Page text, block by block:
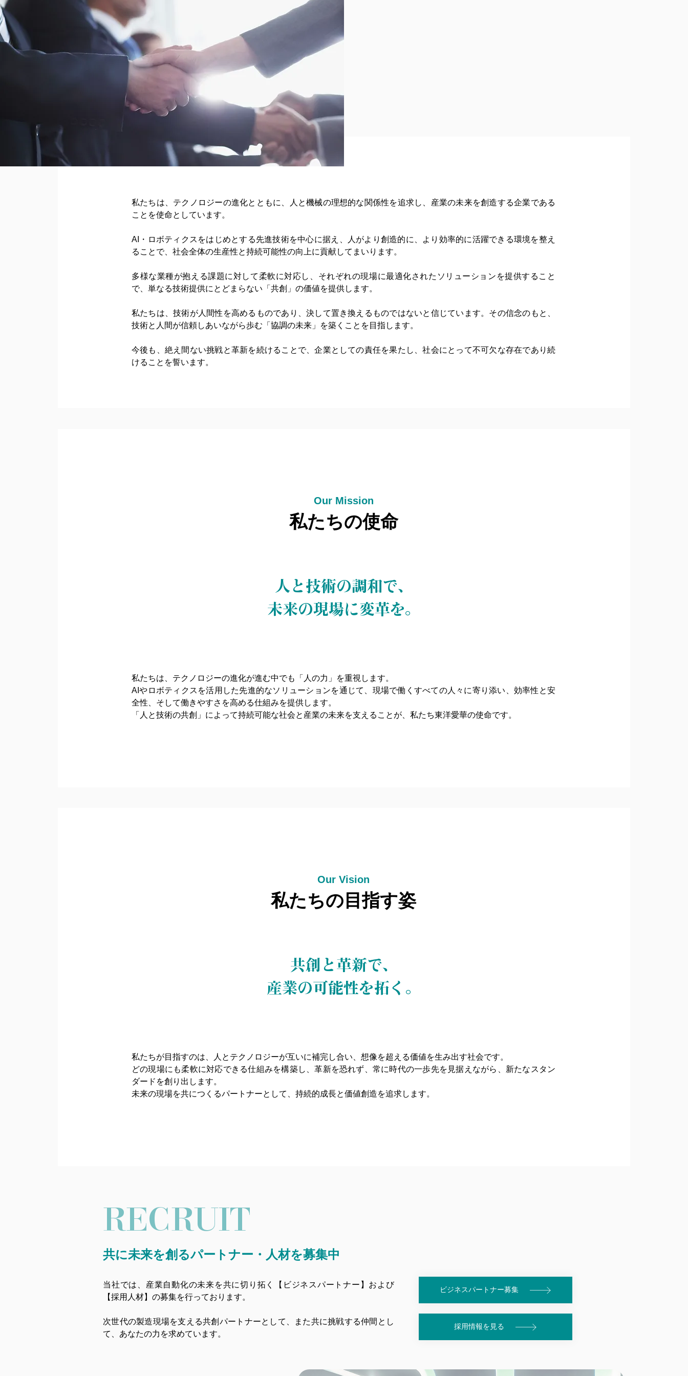
私たちは、テクノロジーの進化とともに、人と機械の理想的な関係性を追求し、産業の未来を創造する企業である
ことを使命としています。
AI・ロボティクスをはじめとする先進技術を中心に据え、人がより創造的に、より効率的に活躍できる環境を整え
ることで、社会全体の生産性と持続可能性の向上に貢献してまいります。
多様な業種が抱える課題に対して柔軟に対応し、それぞれの現場に最適化されたソリューションを提供すること
で、単なる技術提供にとどまらない「共創」の価値を提供します。
私たちは、技術が人間性を高めるものであり、決して置き換えるものではないと信じています。その信念のもと、
技術と人間が信頼しあいながら歩む「協調の未来」を築くことを目指します。
今後も、絶え間ない挑戦と革新を続けることで、企業としての責任を果たし、社会にとって不可欠な存在であり続
けることを誓います。
Our Mission
私たちの使命
人と技術の調和で、
未来の現場に変革を。
私たちは、テクノロジーの進化が進む中でも「人の力」を重視します。
AIやロボティクスを活用した先進的なソリューションを通じて、現場で働くすべての人々に寄り添い、効率性と安
全性、そして働きやすさを高める仕組みを提供します。
「人と技術の共創」によって持続可能な社会と産業の未来を支えることが、私たち東洋愛華の使命です。
Our Vision
私たちの目指す姿
共創と革新で、
産業の可能性を拓く。
私たちが目指すのは、人とテクノロジーが互いに補完し合い、想像を超える価値を生み出す社会です。
どの現場にも柔軟に対応できる仕組みを構築し、革新を恐れず、常に時代の一歩先を見据えながら、新たなスタン
ダードを創り出します。
未来の現場を共につくるパートナーとして、持続的成長と価値創造を追求します。
RECRUIT
共に未来を創るパートナー・人材を募集中
当社では、産業自動化の未来を共に切り拓く【ビジネスパートナー】および
【採用人材】の募集を行っております。
次世代の製造現場を支える共創パートナーとして、また共に挑戦する仲間とし
て、あなたの力を求めています。
ビジネスパートナー募集
採用情報を見る